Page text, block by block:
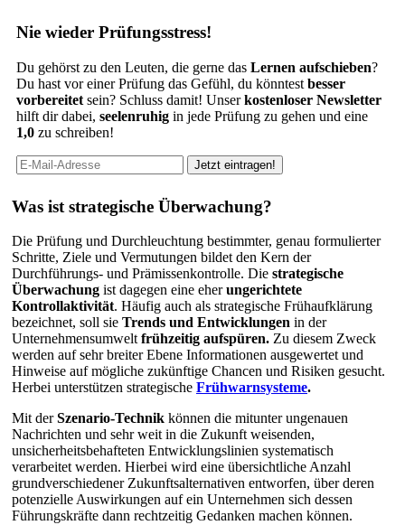
Nie wieder Prüfungsstress!
Du gehörst zu den Leuten, die gerne das Lernen aufschieben?
Du hast vor einer Prüfung das Gefühl, du könntest besser
vorbereitet sein? Schluss damit! Unserkostenloser Newsletter
hilft dir dabei, seelenruhig in jede Prüfung zu gehen und eine
1,0 zu schreiben!
Was ist strategische Überwachung?
Die Prüfung und Durchleuchtung bestimmter, genau formulierter
Schritte, Ziele und Vermutungen bildet den Kern der
Durchführungs- und Prämissenkontrolle. Die strategische
Überwachung ist dagegen eine eherungerichtete
Kontrollaktivität. Häufig auch als strategische Frühaufklärung
bezeichnet, soll sie Trends und Entwicklungen in der
Unternehmensumweltfrühzeitig aufspüren. Zu diesem Zweck
werden auf sehr breiter Ebene Informationen ausgewertet und
Hinweise auf mögliche zukünftige Chancen und Risiken gesucht.
Herbei unterstützen strategische Frühwarnsysteme.
Mit derSzenario-Technik können die mitunter ungenauen
Nachrichten und sehr weit in die Zukunft weisenden,
unsicherheitsbehafteten Entwicklungslinien systematisch
verarbeitet werden. Hierbei wird eine übersichtliche Anzahl
grundverschiedener Zukunftsalternativen entworfen, über deren
potenzielle Auswirkungen auf ein Unternehmen sich dessen
Führungskräfte dann rechtzeitig Gedanken machen können.